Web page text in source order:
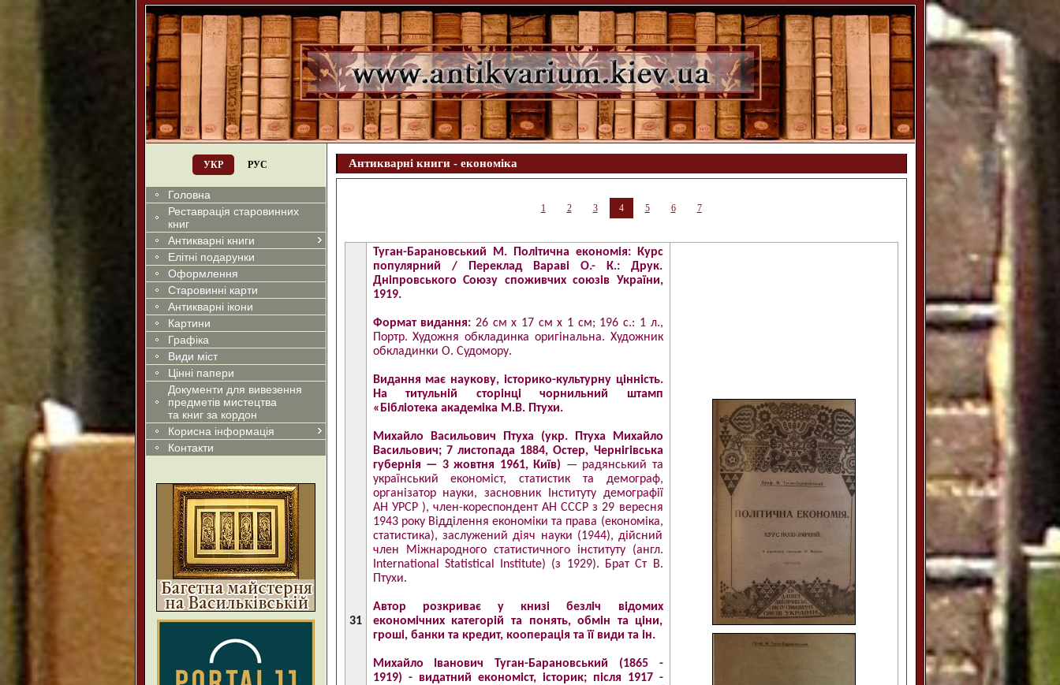
УКР РУС
Головна
Реставрація старовинних
книг
Антикварні книги
Елітні подарунки
Оформлення
Старовинні карти
Антикварні ікони
Картини
Графіка
Види міст
Цінні папери
Документи для вивезення
предметів мистецтва
та книг за кордон
Корисна інформація
Контакти
Антикварні книги - економіка
1 2 3 4 5 6 7
31
Туган-Барановський М. Політична економія: Курс
популярний / Переклад Вараві О.- К.: Друк.
Дніпровського Союзу споживчих союзів України,
1919.
Формат видання: 26 см х 17 см х 1 см; 196 с.: 1 л.,
Портр. Художня обкладинка оригінальна. Художник
обкладинки О. Судомору.
Видання має наукову, історико-культурну цінність.
На титульній сторінці чорнильний штамп
«Бібліотека академіка М.В. Птухи.
Михайло Васильович Птуха (укр. Птуха Михайло
Васильович; 7 листопада 1884, Остер, Чернігівська
губернія — 3 жовтня 1961, Київ) — радянський та
український економіст, статистик та демограф,
організатор науки, засновник Інституту демографії
АН УРСР ), член-кореспондент AH CСCP з 29 вересня
1943 року Відділення економіки та права (економіка,
статистика), заслужений діяч науки (1944), дійсний
член Міжнародного статистичного інституту (англ.
International Statistical Institute) (з 1929). Брат Ст В.
Птухи.
Автор розкриває у книзі безліч відомих
економічних категорій та понять, обмін та ціни,
гроші, банки та кредит, кооперація та її види та ін.
Михайло Іванович Туган-Барановський (1865 -
1919) - видатний економіст, історик; після 1917 -